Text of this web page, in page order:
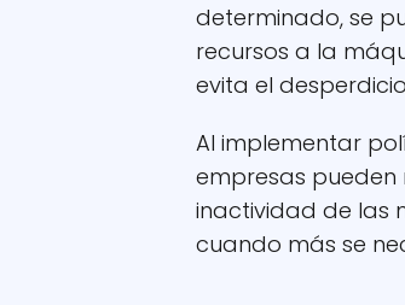
determinado, se
recursos a la
evita el
Al implementar
empresas pueden
inactividad de las
cuando más se